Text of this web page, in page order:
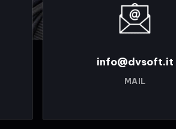
info@dvsoft.it
MAIL